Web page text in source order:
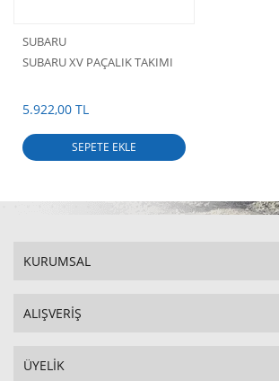
SUBARU
SUBARU XV PAÇALIK TAKIMI
5.922,00 TL
SEPETE EKLE
KURUMSAL
ALIŞVERİŞ
ÜYELİK